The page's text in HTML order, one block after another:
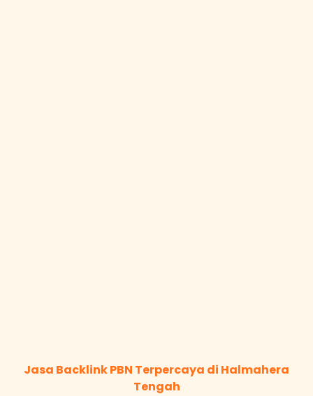
Jasa Backlink PBN Terpercaya di Halmahera
Tengah